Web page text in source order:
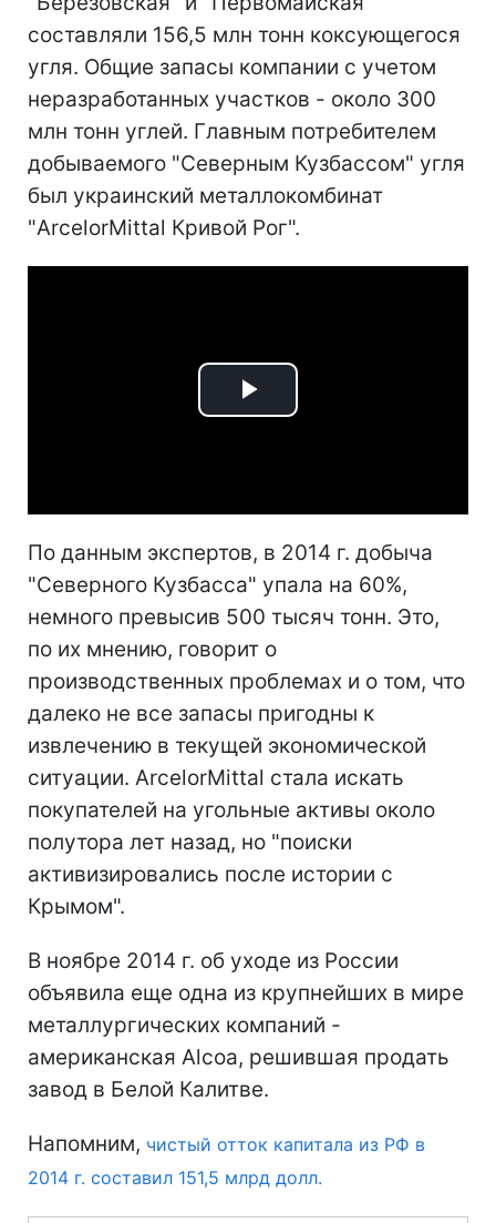
составляли 156,5 млн тонн коксующегося
угля. Общие запасы компании с учетом
неразработанных участков - около 300
млн тонн углей. Главным потребителем
добываемого "Северным Кузбассом" угля
был украинский металлокомбинат
"ArcelorMittal Кривой Рог".
Play
По данным экспертов, в 2014 г. добыча
"Северного Кузбасса" упала на 60%,
немного превысив 500 тысяч тонн. Это,
по их мнению, говорит о
производственных проблемах и о том, что
далеко не все запасы пригодны к
извлечению в текущей экономической
ситуации. ArcelorMittal стала искать
покупателей на угольные активы около
полутора лет назад, но "поиски
активизировались после истории с
Крымом".
В ноябре 2014 г. об уходе из России
объявила еще одна из крупнейших в мире
металлургических компаний -
американская Alcoa, решившая продать
завод в Белой Калитве.
Напомним, чистый отток капитала из РФ в
2014 г. составил 151,5 млрд долл.